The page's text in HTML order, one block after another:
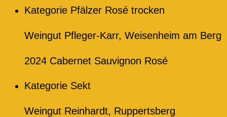
Kategorie Pfälzer Rosé trocken
Weingut Pfleger-Karr, Weisenheim am Berg
2024 Cabernet Sauvignon Rosé
Kategorie Sekt
Weingut Reinhardt, Ruppertsberg